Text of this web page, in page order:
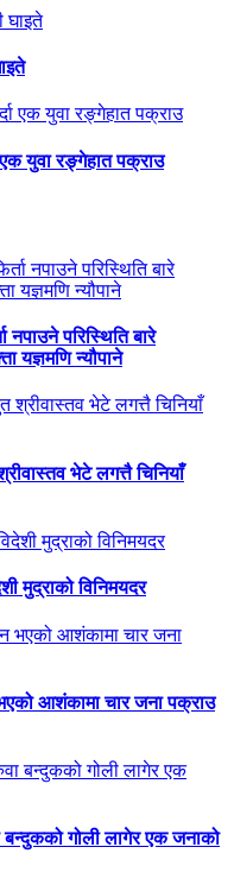
एक युवा रङ्गेहात पक्राउ
परिस्थिति बारे
यज्ञमणि न्यौपाने
भेटे लगत्तै चिनियाँ
मुद्राको विनिमयदर
आशंकामा चार जना पक्राउ
गोली लागेर एक जनाको